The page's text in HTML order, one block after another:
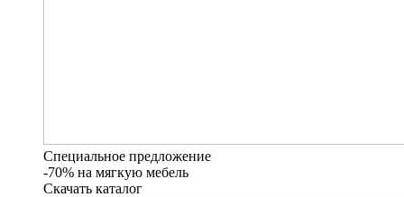
Специальное предложение
-70% на мягкую мебель
Скачать каталог